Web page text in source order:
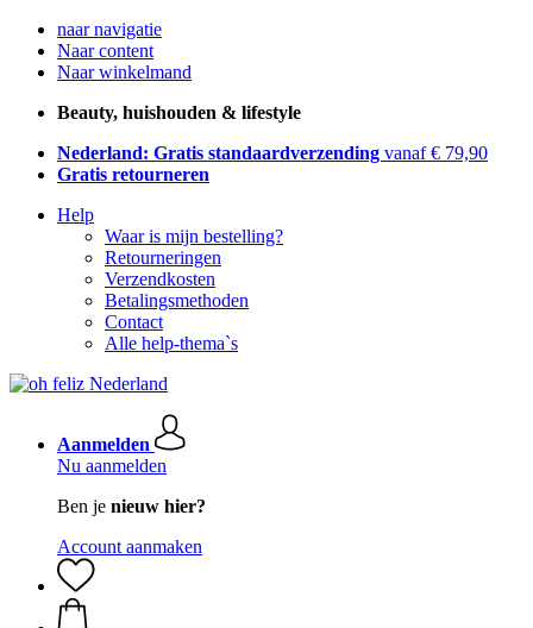
naar navigatie
Naar content
Naar winkelmand
Beauty, huishouden & lifestyle
Nederland: Gratis standaardverzending vanaf € 79,90
Gratis retourneren
Help
Waar is mijn bestelling?
Retourneringen
Verzendkosten
Betalingsmethoden
Contact
Alle help-thema`s
Aanmelden
Nu aanmelden
Ben je nieuw hier?
Account aanmaken